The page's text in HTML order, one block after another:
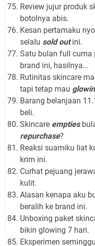
Review jujur produk
botolnya abis.
Kesan pertamaku
selalu sold outini.
Satu bulan full cuma
brand ini, hasilnya...
Rutinitas skincare
tapi tetap mau
Barang belanjaan
beli.
Skincare empties
repurchase?
Reaksi suamiku liat
krim ini.
Curhat pejuang
kulit.
Alasan kenapa aku
beralih ke brand ini.
Unboxing paket
bikin glowing 7 hari.
Eksperimen